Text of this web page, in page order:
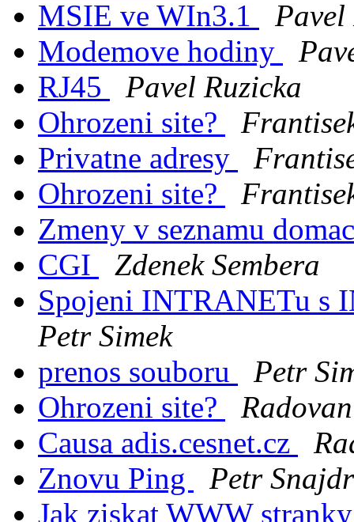
MSIE ve WIn3.1
Pavel
Modemove hodiny
RJ45
Pavel Ruzicka
Ohrozeni site?
Privatne adresy
Ohrozeni site?
Zmeny v seznamu
CGI
Zdenek Sembera
Spojeni INTRANETu s
Petr Simek
prenos souboru
Petr
Ohrozeni site?
Causa adis.cesnet.cz
Znovu Ping
Petr Snajdr
Jak ziskat WWW